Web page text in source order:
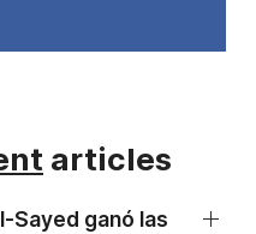
articles
Sayed ganó las